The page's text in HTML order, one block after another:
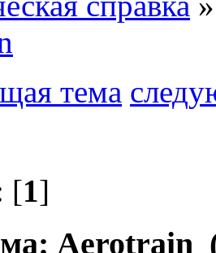
тема
[1]
Aerotrain